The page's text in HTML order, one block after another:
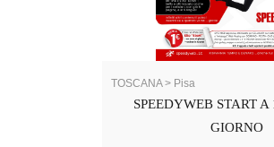
TOSCANA > Pisa
SPEEDYWEB START
GIORNO